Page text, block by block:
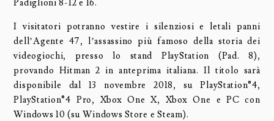
Padiglioni 8-12 e 16.
I visitatori potranno vestire i silenziosi e letali panni
dell’Agente 47, l’assassino più famoso della storia dei
videogiochi, presso lo stand PlayStation (Pad. 8),
provando Hitman 2 in anteprima italiana. Il titolo sarà
disponibile dal 13 novembre 2018, su PlayStation®4,
PlayStation®4 Pro, Xbox One X, Xbox One e PC con
Windows 10 (su Windows Store e Steam).